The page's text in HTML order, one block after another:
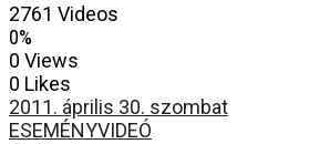
2761 Videos
0%
0 Views
0 Likes
2011. április 30. szombat
ESEMÉNYVIDEÓ